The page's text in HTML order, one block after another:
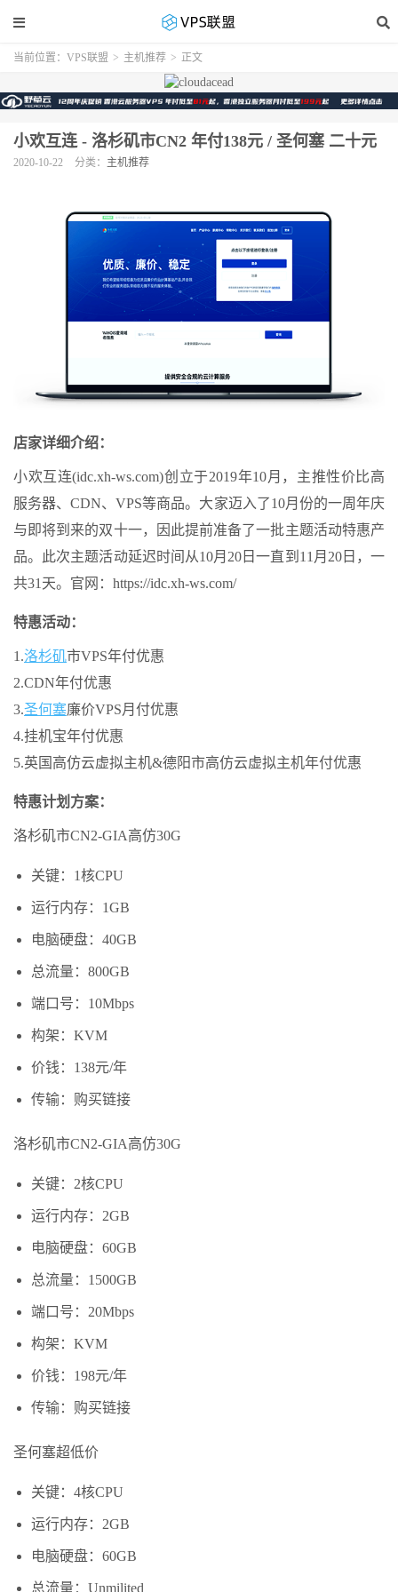
当前位置： VPS联盟 > 主机推荐 > 正文
小欢互连 - 洛杉矶市CN2 年付138元 / 圣何塞 二十元
2020-10-22 分类： 主机推荐
店家详细介绍：
小欢互连(idc.xh-ws.com)创立于2019年10月，主推性价比高
服务器、CDN、VPS等商品。大家迈入了10月份的一周年庆
与即将到来的双十一，因此提前准备了一批主题活动特惠产
品。此次主题活动延迟时间从10月20日一直到11月20日，一
共31天。官网：https://idc.xh-ws.com/
特惠活动：
1.洛杉矶市VPS年付优惠
2.CDN年付优惠
3.圣何塞廉价VPS月付优惠
4.挂机宝年付优惠
5.英国高仿云虚拟主机&德阳市高仿云虚拟主机年付优惠
特惠计划方案：
洛杉矶市CN2-GIA高仿30G
关键：1核CPU
运行内存：1GB
电脑硬盘：40GB
总流量：800GB
端口号：10Mbps
构架：KVM
价钱：138元/年
传输：购买链接
洛杉矶市CN2-GIA高仿30G
关键：2核CPU
运行内存：2GB
电脑硬盘：60GB
总流量：1500GB
端口号：20Mbps
构架：KVM
价钱：198元/年
传输：购买链接
圣何塞超低价
关键：4核CPU
运行内存：2GB
电脑硬盘：60GB
总流量：Unmilited